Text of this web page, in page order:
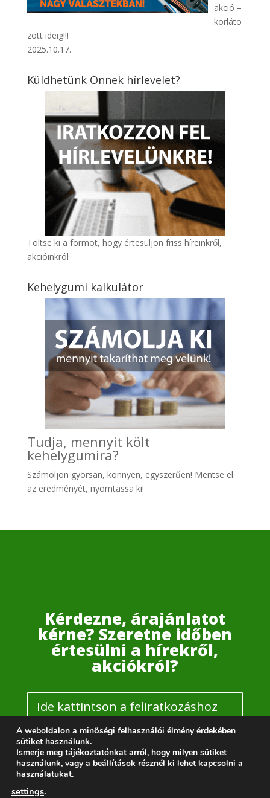
akció –
korláto
zott ideig!!!
2025.10.17.
Küldhetünk Önnek hírlevelet?
Töltse ki a formot, hogy értesüljön friss híreinkről,
akcióinkról
Kehelygumi kalkulátor
Tudja, mennyit költ
kehelygumira?
Számoljon gyorsan, könnyen, egyszerűen! Mentse el
az eredményét, nyomtassa ki!
Kérdezne, árajánlatot
kérne? Szeretne időben
értesülni a hírekről,
akciókról?
Ide kattintson a feliratkozáshoz
vagy ajánlakéréshez
KHP Budapest | Motor: WordPress | Design: Elegant
A weboldalon a minőségi felhasználói élmény érdekében
sütiket használunk.
Ismerje meg tájékoztatónkat arról, hogy milyen sütiket
használunk, vagy a beállítások résznél ki lehet kapcsolni a
használatukat.
settings.